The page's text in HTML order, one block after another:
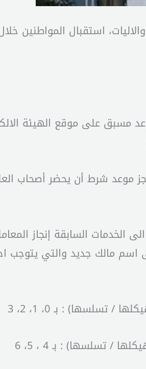
استقبال المواطنين
الواقع في 2 و3 / 1 / 2024 من خلال حجز موعد
الذين تعذّر عليهم حجز موعد شرط أن
السابقة إنجاز
اسم مالك جديد والتي
: بـ 0، 1، 2، 3
/ تسلسها) : بـ 4 ، 5، 6